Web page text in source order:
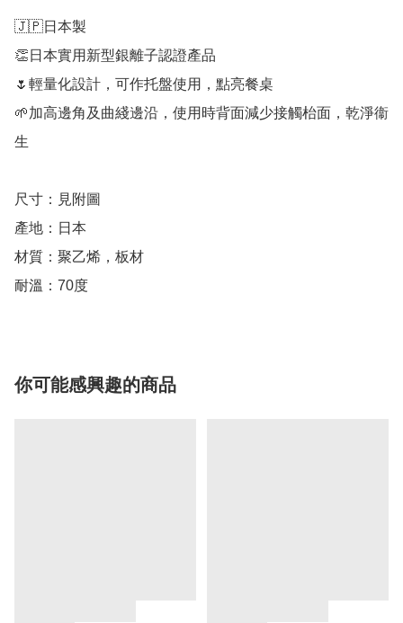
🇯🇵日本製
👏日本實用新型銀離子認證產品
🌷輕量化設計，可作托盤使用，點亮餐桌
🌱加高邊角及曲綫邊沿，使用時背面減少接觸枱面，乾淨衞
生
尺寸：見附圖
產地：日本
材質：聚乙烯，板材
耐溫：70度
你可能感興趣的商品